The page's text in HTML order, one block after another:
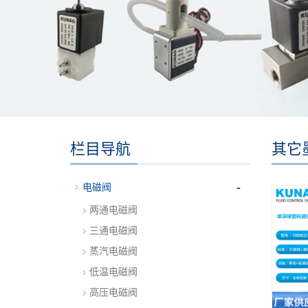
其它
栏目导航
电磁阀 -
两通电磁阀
三通电磁阀
蒸汽电磁阀
低温电磁阀
高压电磁阀